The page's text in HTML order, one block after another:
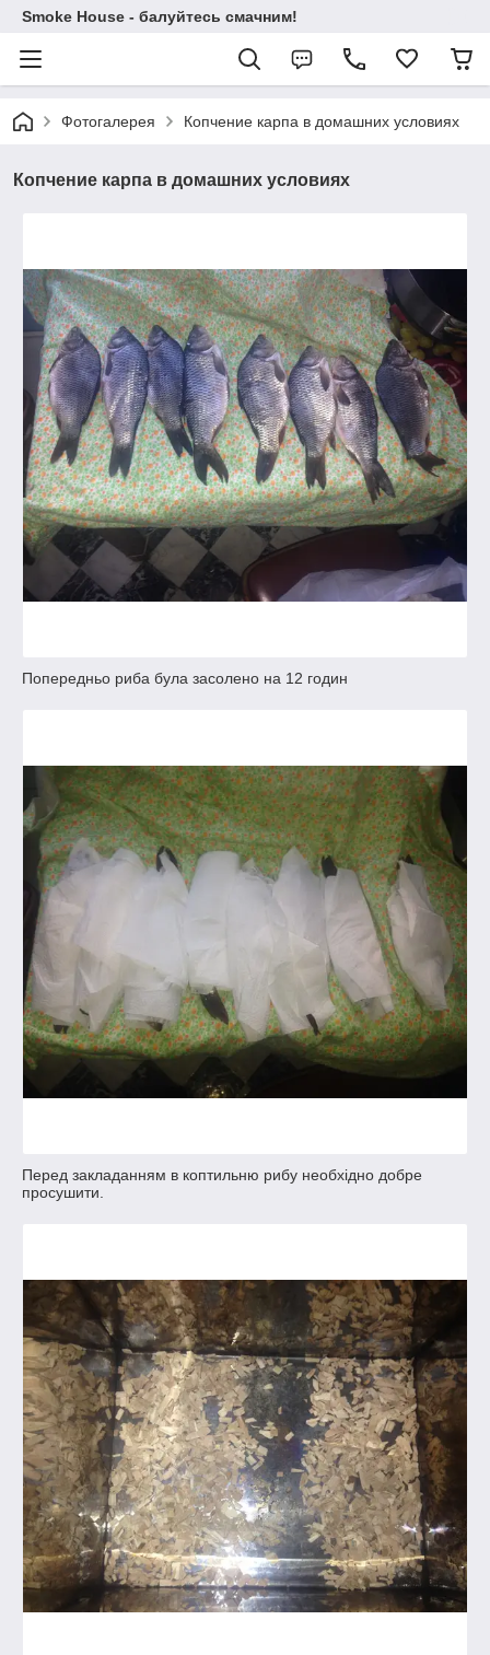
Smoke House - балуйтесь смачним!
Фотогалерея Копчение карпа в домашних условиях
Копчение карпа в домашних условиях
Попередньо риба була засолено на 12 годин
Перед закладанням в коптильню рибу необхідно добре
просушити.